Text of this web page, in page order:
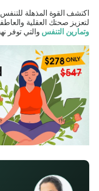
اكتشف القوة المذهلة
لتعزيز صحتك العقلية
وتمارين التنفسوالتي توفر